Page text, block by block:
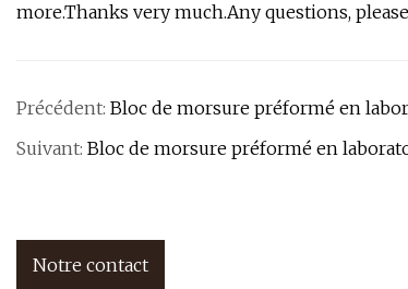
more.Thanks very much.Any questions,
Précédent: Bloc de morsure préformé en
Suivant: Bloc de morsure préformé en
Notre contact